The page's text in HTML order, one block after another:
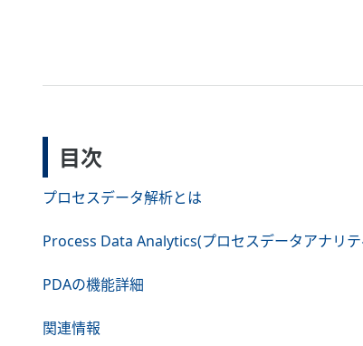
目次
プロセスデータ解析とは
Process Data Analytics(プロセスデータアナリ
PDAの機能詳細
関連情報